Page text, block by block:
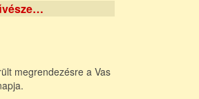
megrendezésre a Vas